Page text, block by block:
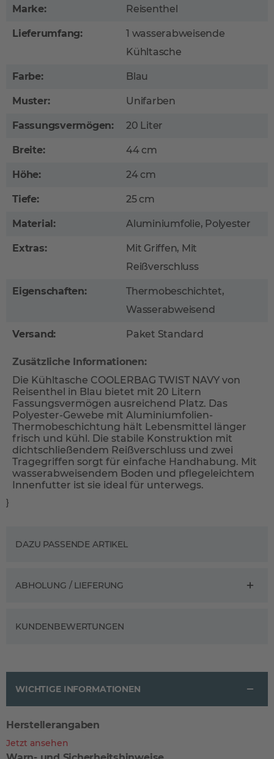
Marke: Reisenthel
Lieferumfang:
1 wasserabweisende
Kühltasche
Farbe: Blau
Muster: Unifarben
Fassungsvermögen: 20 Liter
Breite: 44 cm
Höhe: 24 cm
Tiefe: 25 cm
Material: Aluminiumfolie, Polyester
Extras:
Mit Griffen, Mit
Reißverschluss
Eigenschaften:
Thermobeschichtet,
Wasserabweisend
Versand: Paket Standard
Zusätzliche Informationen:
Die Kühltasche COOLERBAG TWIST NAVY von
Reisenthel in Blau bietet mit 20 Litern
Fassungsvermögen ausreichend Platz. Das
Polyester-Gewebe mit Aluminiumfolien-
Thermobeschichtung hält Lebensmittel länger
frisch und kühl. Die stabile Konstruktion mit
dichtschließendem Reißverschluss und zwei
Tragegriffen sorgt für einfache Handhabung. Mit
wasserabweisendem Boden und pflegeleichtem
Innenfutter ist sie ideal für unterwegs.
}
DAZU PASSENDE ARTIKEL
ABHOLUNG / LIEFERUNG
KUNDENBEWERTUNGEN
WICHTIGE INFORMATIONEN
Herstellerangaben
Jetzt ansehen